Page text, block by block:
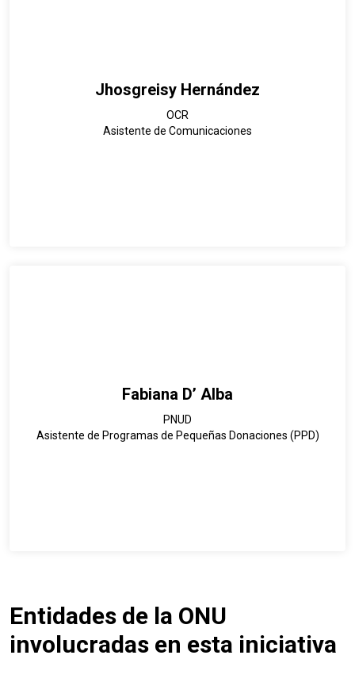
Jhosgreisy Hernández
OCR
Asistente de Comunicaciones
Fabiana D’ Alba
PNUD
Asistente de Programas de Pequeñas Donaciones (PPD)
Entidades de la ONU
involucradas en esta iniciativa